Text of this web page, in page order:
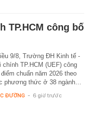
TP.HCM công bố
9/8, Trường ĐH Kinh tế -
chính TP.HCM (UEF) công
điểm chuẩn năm 2026 theo
phương thức ở 38 ngành…
ĐƯỜNG - 6 giờ trước